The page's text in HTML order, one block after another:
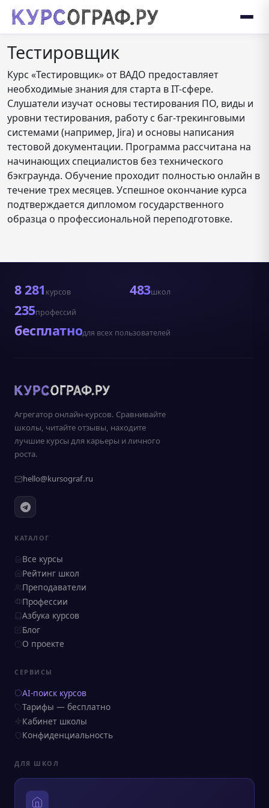
Тестировщик
Курс «Тестировщик» от ВАДО предоставляет
необходимые знания для старта в IT-сфере.
Слушатели изучат основы тестирования ПО, виды и
уровни тестирования, работу с баг-трекинговыми
системами (например, Jira) и основы написания
тестовой документации. Программа рассчитана на
начинающих специалистов без технического
бэкграунда. Обучение проходит полностью онлайн в
течение трех месяцев. Успешное окончание курса
подтверждается дипломом государственного
образца о профессиональной переподготовке.
8 281 курсов 483школ
235профессий
бесплатнодля всех пользователей
Агрегатор онлайн-курсов. Сравнивайте
школы, читайте отзывы, находите
лучшие курсы для карьеры и личного
роста.
hello@kursograf.ru
КАТАЛОГ
Все курсы
Рейтинг школ
Преподаватели
Профессии
Азбука курсов
Блог
О проекте
СЕРВИСЫ
AI-поиск курсов
Тарифы — бесплатно
Кабинет школы
Конфиденциальность
ДЛЯ ШКОЛ